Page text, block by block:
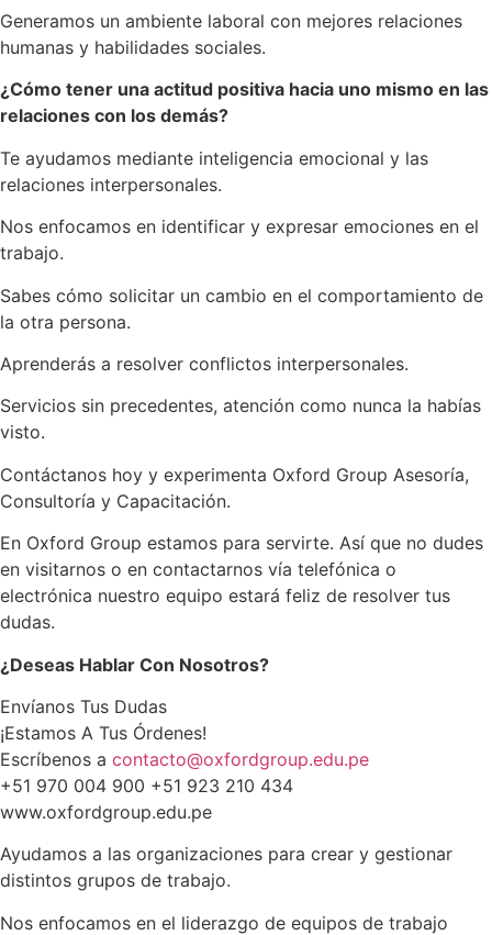
Generamos un ambiente laboral con mejores relaciones
humanas y habilidades sociales.
¿Cómo tener una actitud positiva hacia uno mismo en las
relaciones con los demás?
Te ayudamos mediante inteligencia emocional y las
relaciones interpersonales.
Nos enfocamos en identificar y expresar emociones en el
trabajo.
Sabes cómo solicitar un cambio en el comportamiento de
la otra persona.
Aprenderás a resolver conflictos interpersonales.
Servicios sin precedentes, atención como nunca la habías
visto.
Contáctanos hoy y experimenta Oxford Group Asesoría,
Consultoría y Capacitación.
En Oxford Group estamos para servirte. Así que no dudes
en visitarnos o en contactarnos vía telefónica o
electrónica nuestro equipo estará feliz de resolver tus
dudas.
¿Deseas Hablar Con Nosotros?
Envíanos Tus Dudas
¡Estamos A Tus Órdenes!
Escríbenos a contacto@oxfordgroup.edu.pe
+51 970 004 900 +51 923 210 434
www.oxfordgroup.edu.pe
Ayudamos a las organizaciones para crear y gestionar
distintos grupos de trabajo.
Nos enfocamos en el liderazgo de equipos de trabajo